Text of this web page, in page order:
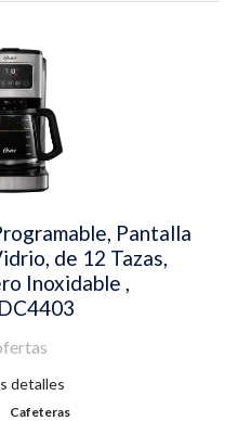
Pantalla
de 12 Tazas,
Inoxidable ,
detalles
Cafeteras